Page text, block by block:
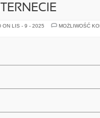
ON LIS - 9 - 2025
MOŻLIWOŚĆ